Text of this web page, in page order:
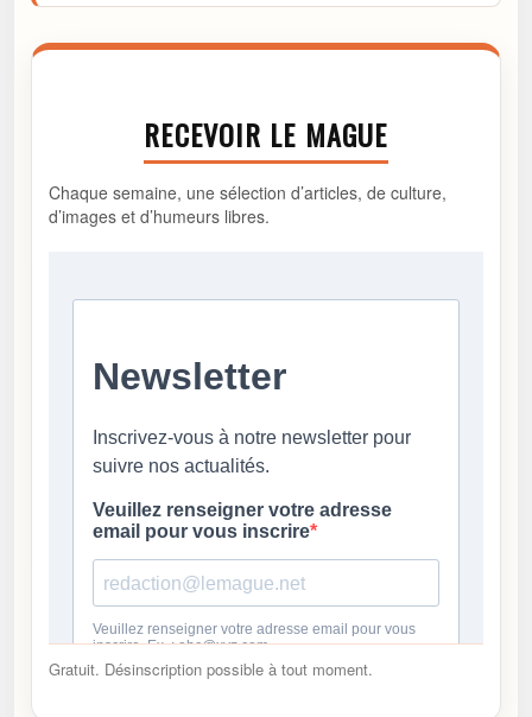
RECEVOIR LE MAGUE
Chaque semaine, une sélection d’articles, de culture,
d’images et d’humeurs libres.
Gratuit. Désinscription possible à tout moment.